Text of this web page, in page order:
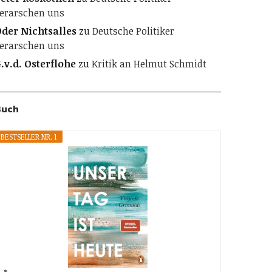
uns
NichtsalleszuDeutsche Politiker
uns
OsterflohezuKritik an Helmut Schmidt
BESTSELLER NR. 1